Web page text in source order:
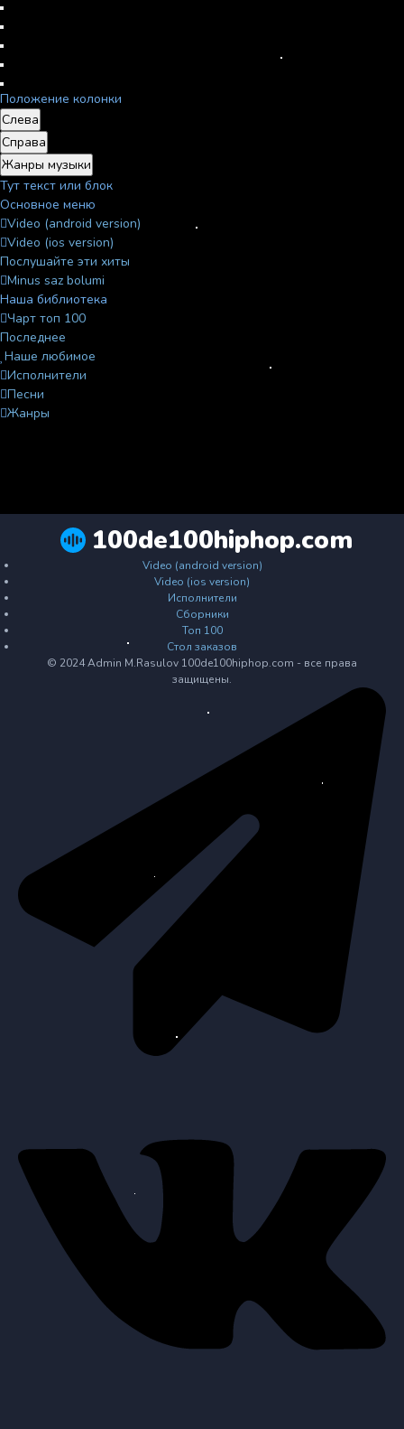
Положение колонки
Слева
Справа
Жанры музыки
Тут текст или блок
Основное меню
Video (android version)
Video (ios version)
Послушайте эти хиты
Minus saz bolumi
Наша библиотека
Чарт топ 100
Последнее
Наше любимое
Исполнители
Песни
Жанры
100de100hiphop.com
Video (android version)
Video (ios version)
Исполнители
Сборники
Топ 100
Стол заказов
© 2024 Admin M.Rasulov 100de100hiphop.com - все права
защищены.